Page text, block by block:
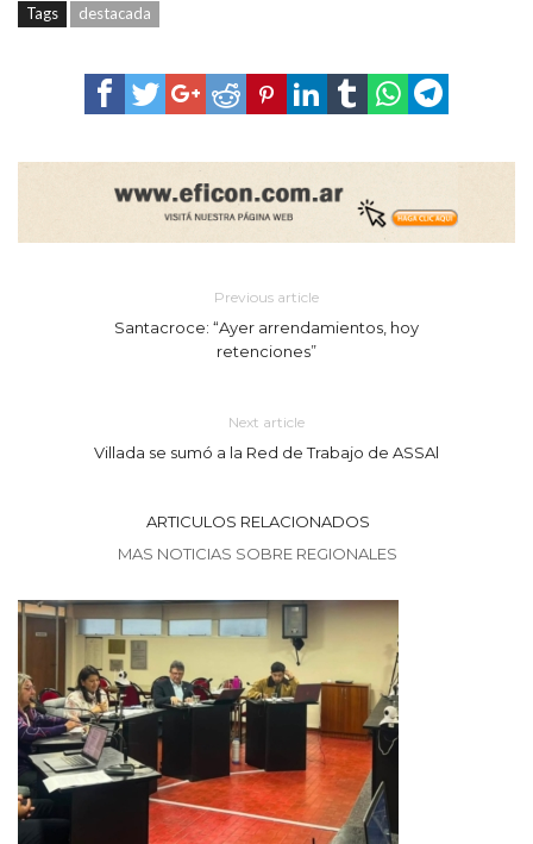
Tags destacada
Previous article
Santacroce: “Ayer arrendamientos, hoy
retenciones”
Next article
Villada se sumó a la Red de Trabajo de ASSAl
ARTICULOS RELACIONADOS
MAS NOTICIAS SOBRE REGIONALES